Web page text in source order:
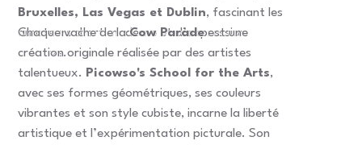
Bruxelles, Las Vegas et Dublin, fascinant les
amateurs d’art moderne et d’expression
créative.
Chaque vache de laCow Paradeest une
création originale réalisée par des artistes
talentueux. Picowso's School for the Arts,
avec ses formes géométriques, ses couleurs
vibrantes et son style cubiste, incarne la liberté
artistique et l’expérimentation picturale. Son